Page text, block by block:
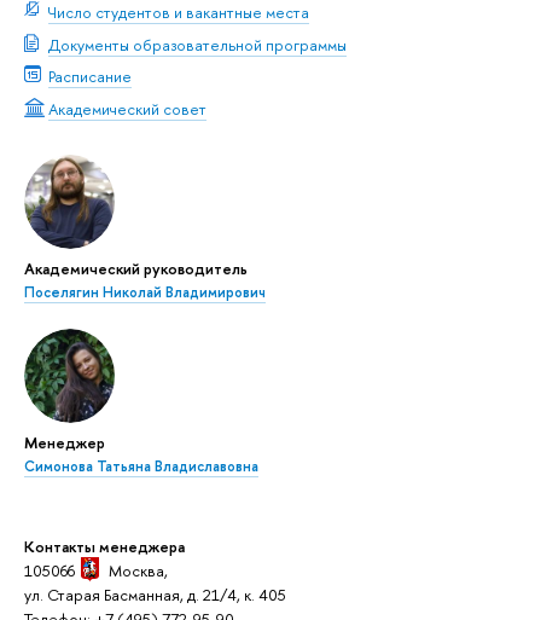
Число студентов и вакантные места
Документы образовательной программы
Расписание
Академический совет
Академический руководитель
Поселягин Николай Владимирович
Менеджер
Симонова Татьяна Владиславовна
Контакты менеджера
105066
Москва,
ул. Старая Басманная, д. 21/4, к. 405